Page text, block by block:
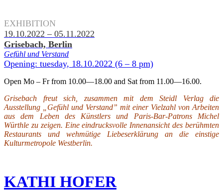
EXHIBITION
19.10.2022 – 05.11.2022
Grisebach, Berlin
Gefühl und Verstand
Opening: tuesday, 18.10.2022 (6 – 8 pm)
Open Mo – Fr from 10.00—18.00 and Sat from 11.00—16.00.
Grisebach freut sich, zusammen mit dem Steidl Verlag die
Ausstellung „Gefühl und Verstand” mit einer Vielzahl von Arbeiten
aus dem Leben des Künstlers und Paris-Bar-Patrons Michel
Würthle zu zeigen. Eine eindrucksvolle Innenansicht des berühmten
Restaurants und wehmütige Liebeserklärung an die einstige
Kulturmetropole Westberlin.
KATHI HOFER